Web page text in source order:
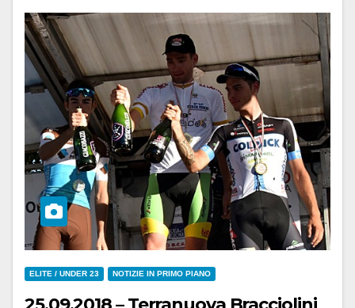
ELITE / UNDER 23 NOTIZIE IN PRIMO PIANO